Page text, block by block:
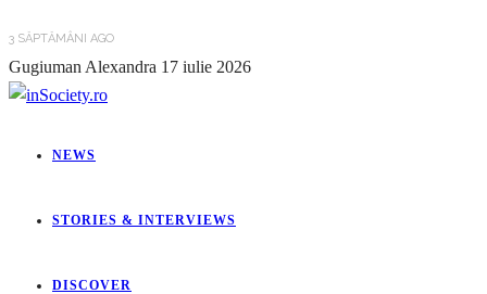
3 SĂPTĂMÂNI AGO
Gugiuman Alexandra 17 iulie 2026
NEWS
STORIES & INTERVIEWS
DISCOVER